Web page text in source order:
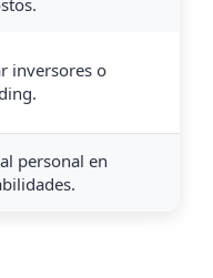
inversores o
personal en